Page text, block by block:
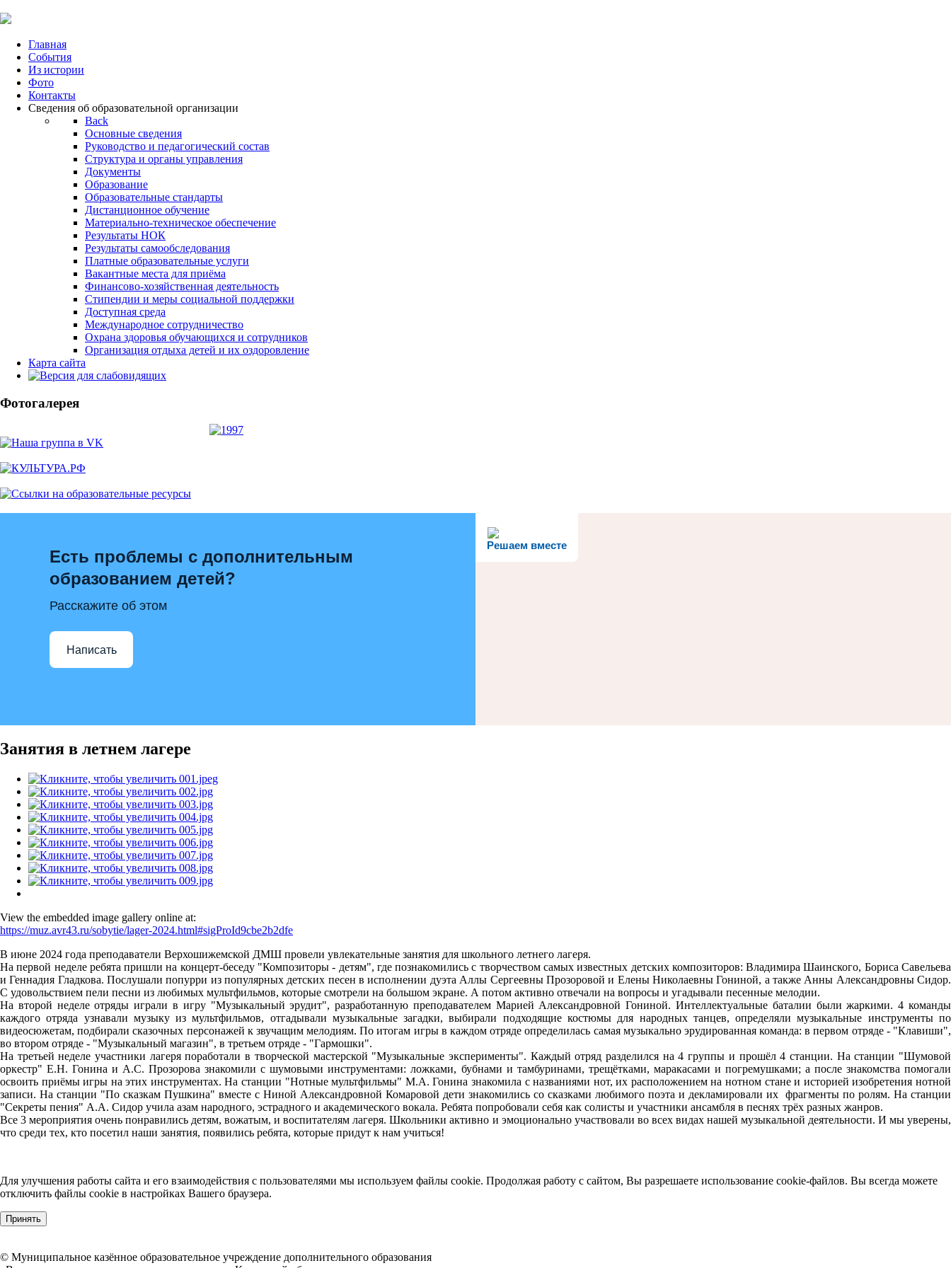
Главная
События
Из истории
Фото
Контакты
Сведения об образовательной организации
Back
Основные сведения
Руководство и педагогический состав
Структура и органы управления
Документы
Образование
Образовательные стандарты
Дистанционное обучение
Материально-техническое обеспечение
Результаты НОК
Результаты самообследования
Платные образовательные услуги
Вакантные места для приёма
Финансово-хозяйственная деятельность
Стипендии и меры социальной поддержки
Доступная среда
Международное сотрудничество
Охрана здоровья обучающихся и сотрудников
Организация отдыха детей и их оздоровление
Карта сайта
Фотогалерея
Решаем вместе
Есть проблемы с дополнительным
образованием детей?
Расскажите об этом
Написать
Занятия в летнем лагере
View the embedded image gallery online at:
https://muz.avr43.ru/sobytie/lager-2024.html#sigProId9cbe2b2dfe
В июне 2024 года преподаватели Верхошижемской ДМШ провели увлекательные занятия для школьного летнего лагеря.
На первой неделе ребята пришли на концерт-беседу "Композиторы - детям", где познакомились с творчеством самых известных детских композиторов: Владимира Шаинского, Бориса Савельева
и Геннадия Гладкова. Послушали попурри из популярных детских песен в исполнении дуэта Аллы Сергеевны Прозоровой и Елены Николаевны Гониной, а также Анны Александровны Сидор.
С удовольствием пели песни из любимых мультфильмов, которые смотрели на большом экране. А потом активно отвечали на вопросы и угадывали песенные мелодии.
На второй неделе отряды играли в игру "Музыкальный эрудит", разработанную преподавателем Марией Александровной Гониной. Интеллектуальные баталии были жаркими. 4 команды
каждого отряда узнавали музыку из мультфильмов, отгадывали музыкальные загадки, выбирали подходящие костюмы для народных танцев, определяли музыкальные инструменты по
видеосюжетам, подбирали сказочных персонажей к звучащим мелодиям. По итогам игры в каждом отряде определилась самая музыкально эрудированная команда: в первом отряде - "Клавиши",
во втором отряде - "Музыкальный магазин", в третьем отряде - "Гармошки".
На третьей неделе участники лагеря поработали в творческой мастерской "Музыкальные эксперименты". Каждый отряд разделился на 4 группы и прошёл 4 станции. На станции "Шумовой
оркестр" Е.Н. Гонина и А.С. Прозорова знакомили с шумовыми инструментами: ложками, бубнами и тамбуринами, трещётками, маракасами и погремушками; а после знакомства помогали
освоить приёмы игры на этих инструментах. На станции "Нотные мультфильмы" М.А. Гонина знакомила с названиями нот, их расположением на нотном стане и историей изобретения нотной
записи. На станции "По сказкам Пушкина" вместе с Ниной Александровной Комаровой дети знакомились со сказками любимого поэта и декламировали их фрагменты по ролям. На станции
"Секреты пения" А.А. Сидор учила азам народного, эстрадного и академического вокала. Ребята попробовали себя как солисты и участники ансамбля в песнях трёх разных жанров.
Все 3 мероприятия очень понравились детям, вожатым, и воспитателям лагеря. Школьники активно и эмоционально участвовали во всех видах нашей музыкальной деятельности. И мы уверены,
что среди тех, кто посетил наши занятия, появились ребята, которые придут к нам учиться!
Для улучшения работы сайта и его взаимодействия с пользователями мы используем файлы cookie. Продолжая работу с сайтом, Вы разрешаете использование cookie-файлов. Вы всегда можете
отключить файлы cookie в настройках Вашего браузера.
Принять
© Муниципальное казённое образовательное учреждение дополнительного образования